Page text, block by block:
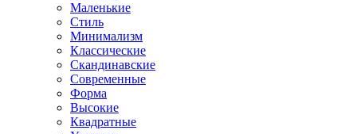
Маленькие
Стиль
Минимализм
Классические
Скандинавские
Современные
Форма
Высокие
Квадратные